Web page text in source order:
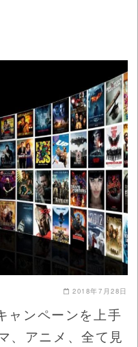
2018年7月28日
ャンペーンを上手
、アニメ、全て見